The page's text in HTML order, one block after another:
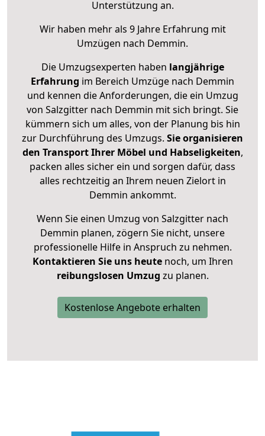
Unterstützung an.
Wir haben mehr als 9 Jahre Erfahrung mit
Umzügen nach Demmin.
Die Umzugsexperten haben langjährige
Erfahrung im Bereich Umzüge nach Demmin
und kennen die Anforderungen, die ein Umzug
von Salzgitter nach Demmin mit sich bringt. Sie
kümmern sich um alles, von der Planung bis hin
zur Durchführung des Umzugs. Sie organisieren
den Transport Ihrer Möbel und Habseligkeiten,
packen alles sicher ein und sorgen dafür, dass
alles rechtzeitig an Ihrem neuen Zielort in
Demmin ankommt.
Wenn Sie einen Umzug von Salzgitter nach
Demmin planen, zögern Sie nicht, unsere
professionelle Hilfe in Anspruch zu nehmen.
Kontaktieren Sie uns heutenoch, um Ihren
reibungslosen Umzug zu planen.
Kostenlose Angebote erhalten